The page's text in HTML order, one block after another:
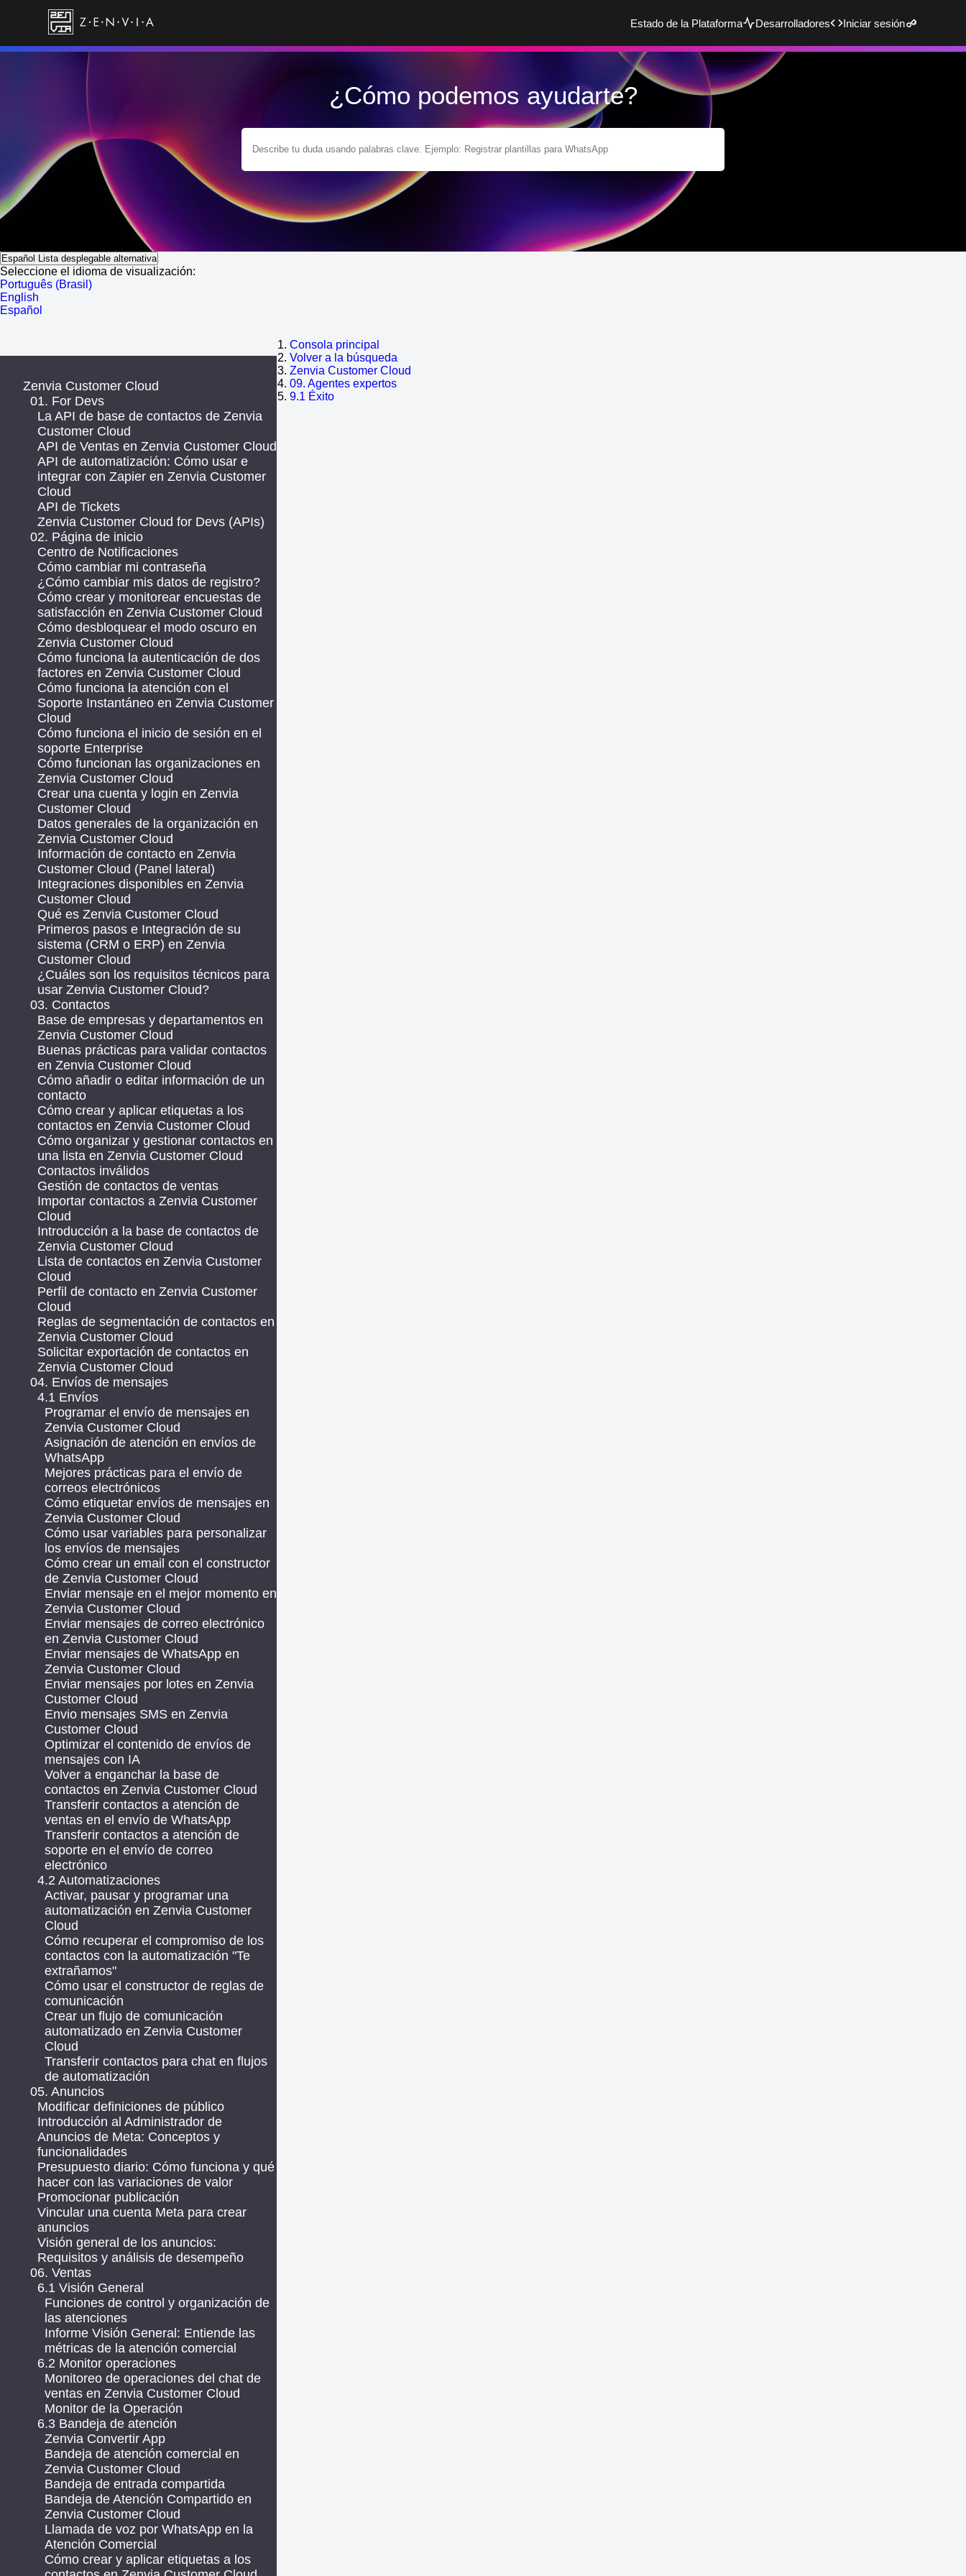
Estado de la Plataforma Desarrolladores Iniciar sesión
¿Cómo podemos ayudarte?
Español Lista desplegable alternativa
Seleccione el idioma de visualización:
Português (Brasil)
English
Español
Consola principal
Volver a la búsqueda
Zenvia Customer Cloud
09. Agentes expertos
9.1 Éxito
Zenvia Customer Cloud
01. For Devs
La API de base de contactos de Zenvia
Customer Cloud
API de Ventas en Zenvia Customer Cloud
API de automatización: Cómo usar e
integrar con Zapier en Zenvia Customer
Cloud
API de Tickets
Zenvia Customer Cloud for Devs (APIs)
02. Página de inicio
Centro de Notificaciones
Cómo cambiar mi contraseña
¿Cómo cambiar mis datos de registro?
Cómo crear y monitorear encuestas de
satisfacción en Zenvia Customer Cloud
Cómo desbloquear el modo oscuro en
Zenvia Customer Cloud
Cómo funciona la autenticación de dos
factores en Zenvia Customer Cloud
Cómo funciona la atención con el
Soporte Instantáneo en Zenvia Customer
Cloud
Cómo funciona el inicio de sesión en el
soporte Enterprise
Cómo funcionan las organizaciones en
Zenvia Customer Cloud
Crear una cuenta y login en Zenvia
Customer Cloud
Datos generales de la organización en
Zenvia Customer Cloud
Información de contacto en Zenvia
Customer Cloud (Panel lateral)
Integraciones disponibles en Zenvia
Customer Cloud
Qué es Zenvia Customer Cloud
Primeros pasos e Integración de su
sistema (CRM o ERP) en Zenvia
Customer Cloud
¿Cuáles son los requisitos técnicos para
usar Zenvia Customer Cloud?
03. Contactos
Base de empresas y departamentos en
Zenvia Customer Cloud
Buenas prácticas para validar contactos
en Zenvia Customer Cloud
Cómo añadir o editar información de un
contacto
Cómo crear y aplicar etiquetas a los
contactos en Zenvia Customer Cloud
Cómo organizar y gestionar contactos en
una lista en Zenvia Customer Cloud
Contactos inválidos
Gestión de contactos de ventas
Importar contactos a Zenvia Customer
Cloud
Introducción a la base de contactos de
Zenvia Customer Cloud
Lista de contactos en Zenvia Customer
Cloud
Perfil de contacto en Zenvia Customer
Cloud
Reglas de segmentación de contactos en
Zenvia Customer Cloud
Solicitar exportación de contactos en
Zenvia Customer Cloud
04. Envíos de mensajes
4.1 Envíos
Programar el envío de mensajes en
Zenvia Customer Cloud
Asignación de atención en envíos de
WhatsApp
Mejores prácticas para el envío de
correos electrónicos
Cómo etiquetar envíos de mensajes en
Zenvia Customer Cloud
Cómo usar variables para personalizar
los envíos de mensajes
Cómo crear un email con el constructor
de Zenvia Customer Cloud
Enviar mensaje en el mejor momento en
Zenvia Customer Cloud
Enviar mensajes de correo electrónico
en Zenvia Customer Cloud
Enviar mensajes de WhatsApp en
Zenvia Customer Cloud
Enviar mensajes por lotes en Zenvia
Customer Cloud
Envio mensajes SMS en Zenvia
Customer Cloud
Optimizar el contenido de envíos de
mensajes con IA
Volver a enganchar la base de
contactos en Zenvia Customer Cloud
Transferir contactos a atención de
ventas en el envío de WhatsApp
Transferir contactos a atención de
soporte en el envío de correo
electrónico
4.2 Automatizaciones
Activar, pausar y programar una
automatización en Zenvia Customer
Cloud
Cómo recuperar el compromiso de los
contactos con la automatización "Te
extrañamos"
Cómo usar el constructor de reglas de
comunicación
Crear un flujo de comunicación
automatizado en Zenvia Customer
Cloud
Transferir contactos para chat en flujos
de automatización
05. Anuncios
Modificar definiciones de público
Introducción al Administrador de
Anuncios de Meta: Conceptos y
funcionalidades
Presupuesto diario: Cómo funciona y qué
hacer con las variaciones de valor
Promocionar publicación
Vincular una cuenta Meta para crear
anuncios
Visión general de los anuncios:
Requisitos y análisis de desempeño
06. Ventas
6.1 Visión General
Funciones de control y organización de
las atenciones
Informe Visión General: Entiende las
métricas de la atención comercial
6.2 Monitor operaciones
Monitoreo de operaciones del chat de
ventas en Zenvia Customer Cloud
Monitor de la Operación
6.3 Bandeja de atención
Zenvia Convertir App
Bandeja de atención comercial en
Zenvia Customer Cloud
Bandeja de entrada compartida
Bandeja de Atención Compartido en
Zenvia Customer Cloud
Llamada de voz por WhatsApp en la
Atención Comercial
Cómo crear y aplicar etiquetas a los